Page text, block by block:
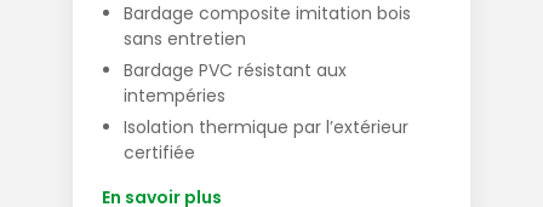
Bardage composite imitation bois
sans entretien
Bardage PVC résistant aux
intempéries
Isolation thermique par l’extérieur
certifiée
En savoir plus